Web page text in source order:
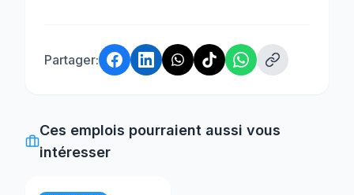
Partager:
Ces emplois pourraient aussi vous
intéresser